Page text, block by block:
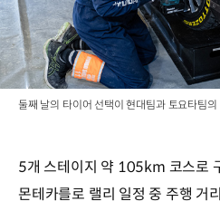
둘째 날의 타이어 선택이 현대팀과 토요타팀
5개 스테이지 약 105km 코스로
몬테카를로 랠리 일정 중 주행 거